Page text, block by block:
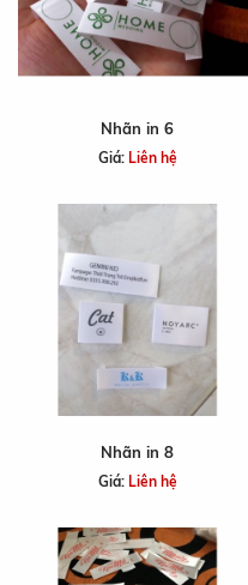
Nhãn in 6
Giá: Liên hệ
Nhãn in 8
Giá: Liên hệ